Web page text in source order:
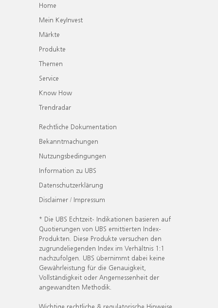
Home
Mein KeyInvest
Märkte
Produkte
Themen
Service
Know How
Trendradar
Rechtliche Dokumentation
Bekanntmachungen
Nutzungsbedingungen
Information zu UBS
Datenschutzerklärung
Disclaimer / Impressum
* Die UBS Echtzeit- Indikationen basieren auf
Quotierungen von UBS emittierten Index-
Produkten. Diese Produkte versuchen den
zugrundeliegenden Index im Verhältnis 1:1
nachzufolgen. UBS übernimmt dabei keine
Gewährleistung für die Genauigkeit,
Vollständigkeit oder Angemessenheit der
angewandten Methodik.